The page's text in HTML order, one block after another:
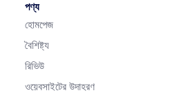
পণ্য
হোমপেজ
বৈশিষ্ট্য
রিভিউ
ওয়েবসাইটের উদাহরণ